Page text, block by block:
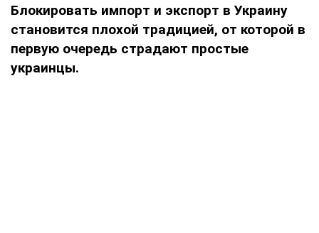
Блокировать импорт и экспорт в Украину
становится плохой традицией, от которой в
первую очередь страдают простые
украинцы.